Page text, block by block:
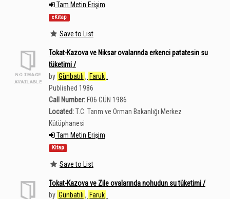
Tam Metin Erişim
eKitap
Save to List
Tokat-Kazova ve Niksar ovalarında erkenci patatesin su
tüketimi /
by Günbatılı , Faruk
Published 1986
Call Number: F06 GÜN 1986
Located:T.C. Tarım ve Orman Bakanlığı Merkez
Kütüphanesi
Tam Metin Erişim
Kitap
Save to List
Tokat-Kazova ve Zile ovalarında nohudun su tüketimi /
by Günbatılı , Faruk